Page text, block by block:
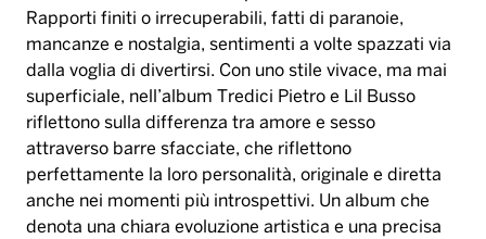
Rapporti finiti o irrecuperabili, fatti di paranoie,
mancanze e nostalgia, sentimenti a volte spazzati via
dalla voglia di divertirsi. Con uno stile vivace, ma mai
superficiale, nell’album Tredici Pietro e Lil Busso
riflettono sulla differenza tra amore e sesso
attraverso barre sfacciate, che riflettono
perfettamente la loro personalità, originale e diretta
anche nei momenti più introspettivi. Un album che
denota una chiara evoluzione artistica e una precisa